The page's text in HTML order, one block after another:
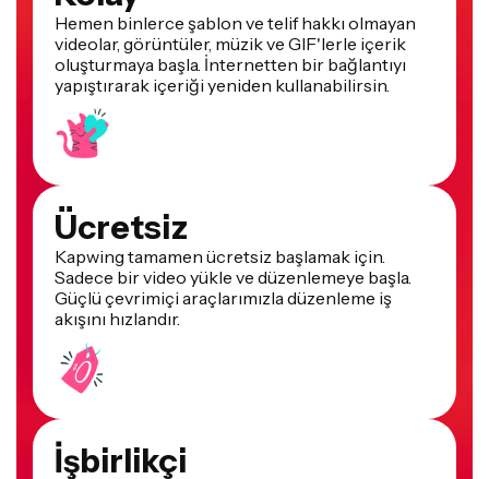
Hemen binlerce şablon ve telif hakkı olmayan
videolar, görüntüler, müzik ve GIF'lerle içerik
oluşturmaya başla. İnternetten bir bağlantıyı
yapıştırarak içeriği yeniden kullanabilirsin.
Ücretsiz
Kapwing tamamen ücretsiz başlamak için.
Sadece bir video yükle ve düzenlemeye başla.
Güçlü çevrimiçi araçlarımızla düzenleme iş
akışını hızlandır.
İşbirlikçi